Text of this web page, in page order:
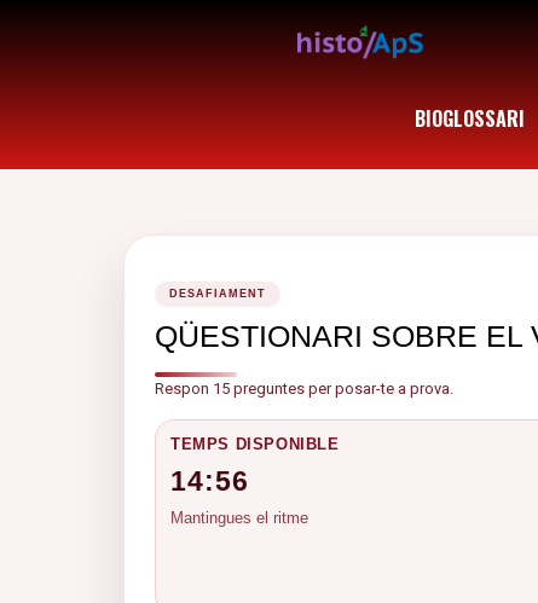
BIOGLOSSARI
DESAFIAMENT
QÜESTIONARI SOBRE EL
Respon 15 preguntes per posar-te a prova.
TEMPS DISPONIBLE
14:56
Mantingues el ritme